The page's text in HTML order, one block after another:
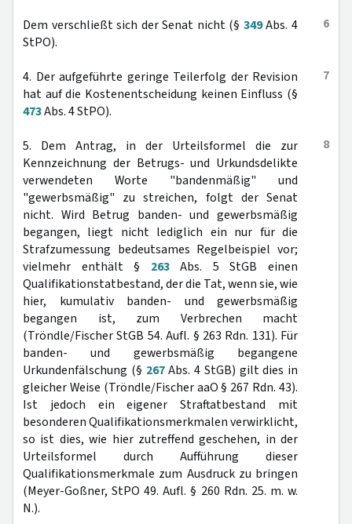
6
Dem verschließt sich der Senat nicht (§ 349Abs. 4
StPO).
7
4. Der aufgeführte geringe Teilerfolg der Revision
hat auf die Kostenentscheidung keinen Einfluss (§
473Abs. 4 StPO).
8
5. Dem Antrag, in der Urteilsformel die zur
Kennzeichnung der Betrugs- und Urkundsdelikte
verwendeten Worte "bandenmäßig" und
"gewerbsmäßig" zu streichen, folgt der Senat
nicht. Wird Betrug banden- und gewerbsmäßig
begangen, liegt nicht lediglich ein nur für die
Strafzumessung bedeutsames Regelbeispiel vor;
vielmehr enthält § 263Abs. 5 StGB einen
Qualifikationstatbestand, der die Tat, wenn sie, wie
hier, kumulativ banden- und gewerbsmäßig
begangen ist, zum Verbrechen macht
(Tröndle/Fischer StGB 54. Aufl. § 263 Rdn. 131). Für
banden- und gewerbsmäßig begangene
Urkundenfälschung (§ 267Abs. 4 StGB) gilt dies in
gleicher Weise (Tröndle/Fischer aaO § 267 Rdn. 43).
Ist jedoch ein eigener Straftatbestand mit
besonderen Qualifikationsmerkmalen verwirklicht,
so ist dies, wie hier zutreffend geschehen, in der
Urteilsformel durch Aufführung dieser
Qualifikationsmerkmale zum Ausdruck zu bringen
(Meyer-Goßner, StPO 49. Aufl. § 260 Rdn. 25. m. w.
N.).